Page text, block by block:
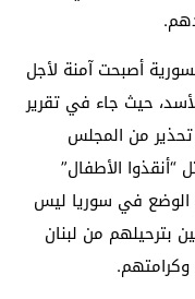
أصبحت آمنة لأجل
حيث جاء في تقرير
من المجلس
“أنقذوا الأطفال”
الوضع في سوريا ليس
بترحيلهم من لبنان